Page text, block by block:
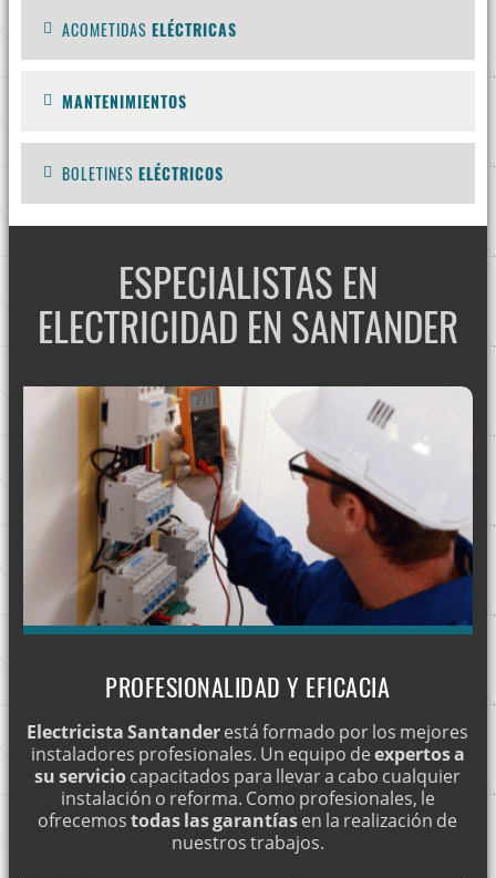
ACOMETIDAS ELÉCTRICAS
MANTENIMIENTOS
BOLETINES ELÉCTRICOS
ESPECIALISTAS EN
ELECTRICIDAD EN SANTANDER
PROFESIONALIDAD Y EFICACIA
Electricista Santanderestá formado por los mejores
instaladores profesionales. Un equipo deexpertos a
su serviciocapacitados para llevar a cabo cualquier
instalación o reforma. Como profesionales, le
ofrecemostodas las garantíasen la realización de
nuestros trabajos.